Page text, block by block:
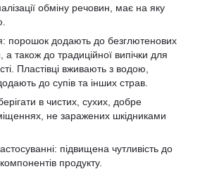
обміну речовин, має на яку
порошок додають до безглютенових
а також до традиційної випічки для
Пластівці вживають з водою,
до супів та інших страв.
в чистих, сухих, добре
не заражених шкідниками
підвищена чутливість до
продукту.